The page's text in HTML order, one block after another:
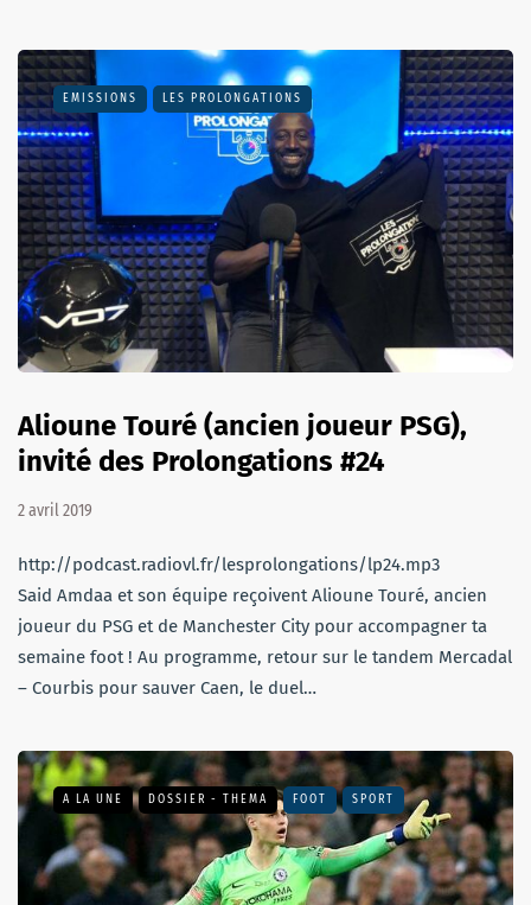
EMISSIONS LES PROLONGATIONS
Alioune Touré (ancien joueur PSG),
invité des Prolongations #24
2 avril 2019
http://podcast.radiovl.fr/lesprolongations/lp24.mp3
Said Amdaa et son équipe reçoivent Alioune Touré, ancien
joueur du PSG et de Manchester City pour accompagner ta
semaine foot ! Au programme, retour sur le tandem Mercadal
– Courbis pour sauver Caen, le duel…
A LA UNE DOSSIER - THEMA FOOT SPORT